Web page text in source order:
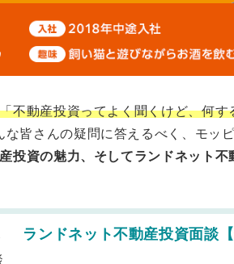
「不動産投資ってよく聞くけど、何
な皆さんの疑問に答えるべく、モッ
投資の魅力、そしてランドネット不
ランドネット不動産投資面談